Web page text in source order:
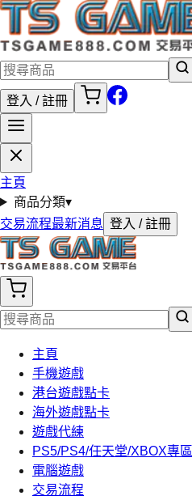
登入 / 註冊
主頁
商品分類▾
交易流程最新消息 登入 / 註冊
主頁
手機遊戲
港台遊戲點卡
海外遊戲點卡
遊戲代練
PS5/PS4/任天堂/XBOX專區
電腦遊戲
交易流程